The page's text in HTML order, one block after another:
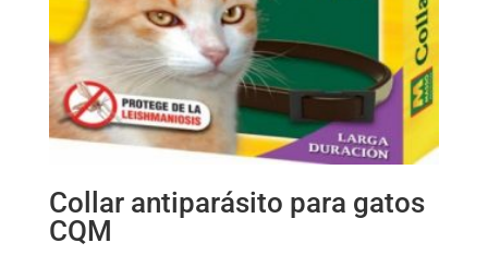
Collar antiparásito para gatos
CQM